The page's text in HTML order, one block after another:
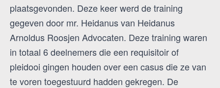
plaatsgevonden. Deze keer werd de training
gegeven door mr. Heidanus van Heidanus
Arnoldus Roosjen Advocaten. Deze training waren
in totaal 6 deelnemers die een requisitoir of
pleidooi gingen houden over een casus die ze van
te voren toegestuurd hadden gekregen. De